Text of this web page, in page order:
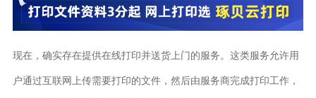
现在，确实存在提供在线打印并送货上门的服务。这类服务允许用
户通过互联网上传需要打印的文件，然后由服务商完成打印工作，